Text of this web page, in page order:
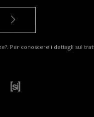
Per conoscere i dettagli sul